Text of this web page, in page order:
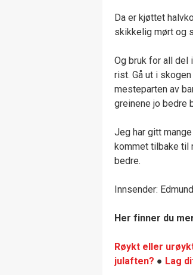
Da er kjøttet
skikkelig mørt og
Og bruk for all del
rist. Gå ut i
mesteparten av
greinene jo bedre
Jeg har gitt
kommet tilbake til
bedre.
Innsender:
Her finner du
Røykt eller
julaften? ● Lag